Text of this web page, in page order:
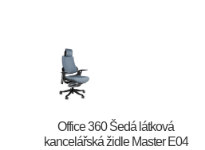
Office 360 Šedá látková
kancelářská židle Master E04